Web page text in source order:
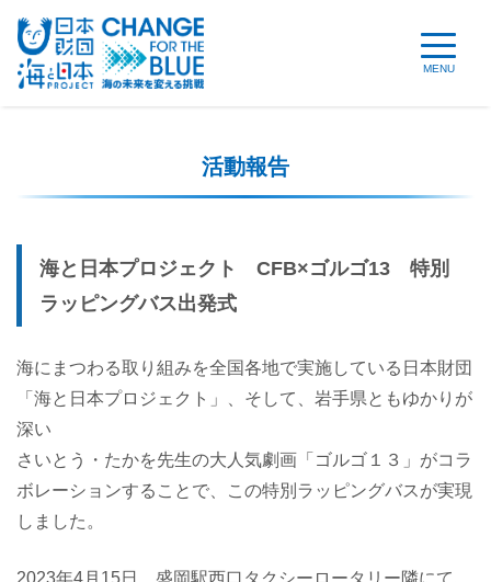
MENU
活動報告
海と日本プロジェクト CFB×ゴルゴ13 特別
ラッピングバス出発式
海にまつわる取り組みを全国各地で実施している日本財団
「海と日本プロジェクト」、そして、岩手県ともゆかりが
深い
さいとう・たかを先生の大人気劇画「ゴルゴ１３」がコラ
ボレーションすることで、この特別ラッピングバスが実現
しました。